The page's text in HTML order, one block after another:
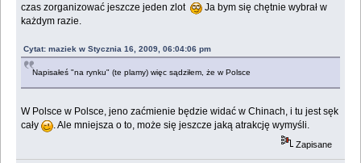
czas zorganizować jeszcze jeden zlot
Ja bym się chętnie wybrał w
każdym razie.
Cytat: maziek w Stycznia 16, 2009, 06:04:06 pm
Napisałeś "na rynku" (te plamy) więc sądziłem, że w Polsce
W Polsce w Polsce, jeno zaćmienie będzie widać w Chinach, i tu jest sęk
cały
. Ale mniejsza o to, może się jeszcze jaką atrakcję wymyśli.
Zapisane